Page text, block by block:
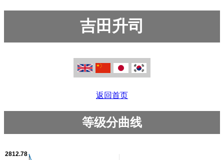
吉田升司
返回首页
等级分曲线
2812.78